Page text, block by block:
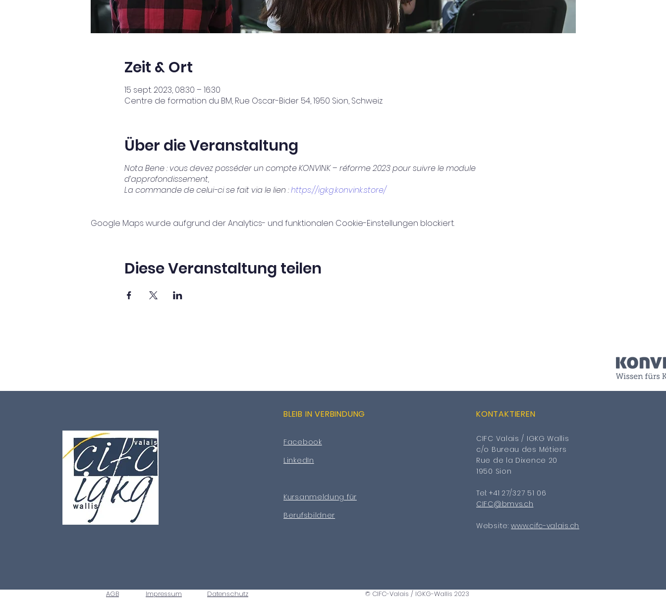
Zeit & Ort
15 sept. 2023, 08:30 – 16:30
Centre de formation du BM, Rue Oscar-Bider 54, 1950 Sion, Schweiz
Über die Veranstaltung
Nota Bene : vous devez posséder un compte KONVINK – réforme 2023 pour suivre le module
d’approfondissement,
La commande de celui-ci se fait via le lien :https://igkg.konvink.store/
Google Maps wurde aufgrund der Analytics- und funktionalen Cookie-Einstellungen blockiert.
Diese Veranstaltung teilen
BLEIB IN VERBINDUNG
Facebook
LinkedIn
Kursanmeldung für
Berufsbildner
KONTAKTIEREN
CIFC Valais / IGKG Wallis
c/o Bureau des Métiers
Rue de la Dixence 20
1950 Sion
Tel: +41 27/327 51 06
CIFC@bmvs.ch
Website:www.cifc-valais.ch
Impressum
AGB Datenschutz © CIFC-Valais / IGKG-Wallis 2023